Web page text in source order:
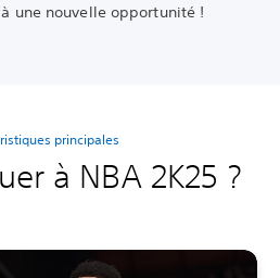
une nouvelle opportunité !
principales
à NBA 2K25 ?